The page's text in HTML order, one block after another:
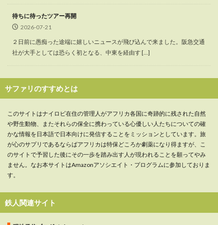
待ちに待ったツアー再開
2026-07-21
２日前に愚痴った途端に嬉しいニュースが飛び込んで来ました。阪急交通
社が大手としては恐らく初となる、中東を経由す […]
サファリのすすめとは
このサイトはナイロビ在住の管理人がアフリカ各国に奇跡的に残された自然
や野生動物、またそれらの保全に携わっている心優しい人たちについての確
かな情報を日本語で日本向けに発信することをミッションとしています。旅
が心のサプリであるならばアフリカは特保どころか劇薬になり得ますが、こ
のサイトで予習した後にその一歩を踏み出す人が現われることを願ってやみ
ません。なお本サイトはAmazonアソシエイト・プログラムに参加しておりま
す。
鉄人関連サイト